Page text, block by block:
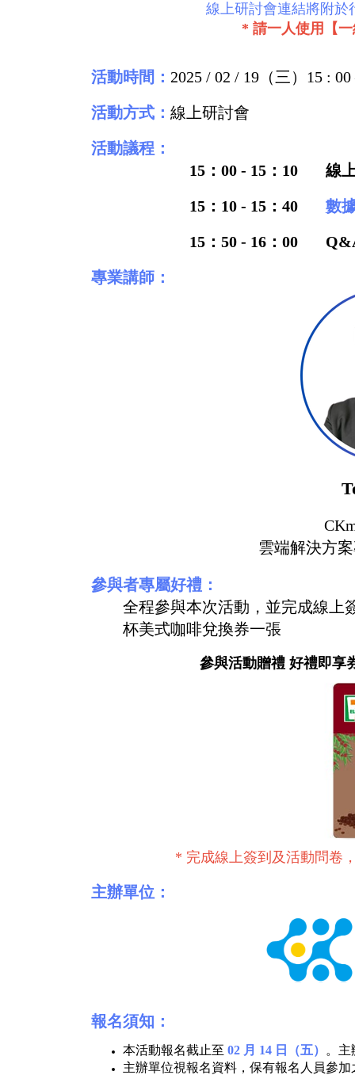
線上研討會連結將附於
* 請一人使用【
活動時間： 2025 / 02 / 19（三）15 : 00
活動方式： 線上研討會
活動議程：
15：00 - 15：10
線
15：10 - 15：40 數
15：50 - 16：00
專業講師：
雲端解決方案
參與者專屬好禮：
全程參與本次活動，並完成線上
杯美式咖啡兌換券一張
參與活動贈禮 好禮即享
* 完成線上簽到及活動問卷
主辦單位：
報名須知：
本活動報名截止至 02 月 14 日（五）
。
主辦單位視報名資料，保有報名人員參加